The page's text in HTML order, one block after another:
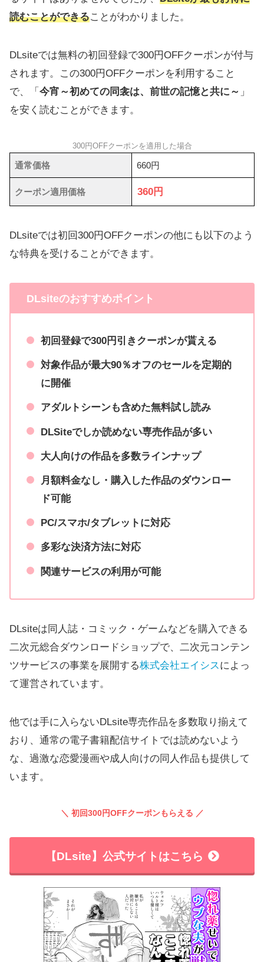
読むことができることがわかりました。
DLsiteでは無料の初回登録で300円OFFクーポンが付与
されます。この300円OFFクーポンを利用すること
で、「 今宵～初めての同衾は、前世の記憶と共に～ 」
を安く読むことができます。
300円OFFクーポンを適用した場合
通常価格 660円
クーポン適用価格 360円
DLsiteでは初回300円OFFクーポンの他にも以下のよう
な特典を受けることができます。
DLsiteのおすすめポイント
初回登録で300円引きクーポンが貰える
対象作品が最大90％オフのセールを定期的
に開催
アダルトシーンも含めた無料試し読み
DLSiteでしか読めない専売作品が多い
大人向けの作品を多数ラインナップ
月額料金なし・購入した作品のダウンロー
ド可能
PC/スマホ/タブレットに対応
多彩な決済方法に対応
関連サービスの利用が可能
DLsiteは同人誌・コミック・ゲームなどを購入できる
二次元総合ダウンロードショップで、二次元コンテン
ツサービスの事業を展開する株式会社エイシスによっ
て運営されています。
他では手に入らないDLsite専売作品を多数取り揃えて
おり、通常の電子書籍配信サイトでは読めないよう
な、過激な恋愛漫画や成人向けの同人作品も提供して
います。
＼ 初回300円OFFクーポンもらえる ／
【DLsite】公式サイトはこちら